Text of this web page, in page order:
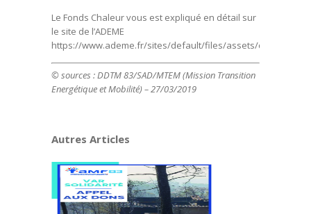
Le Fonds Chaleur vous est expliqué en détail sur
le site de l’ADEME
https://www.ademe.fr/sites/default/files/assets/documents/
© sources : DDTM 83/SAD/MTEM (Mission Transition
Energétique et Mobilité) – 27/03/2019
Autres Articles